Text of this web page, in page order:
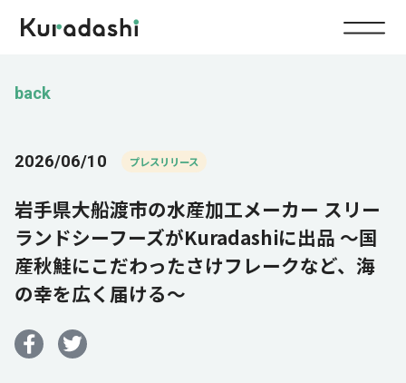
Top
Service
Food
Energy
Impact
Company
IR
back
2026/06/10 プレスリリース
岩手県大船渡市の水産加工メーカー スリー
ランドシーフーズがKuradashiに出品 ～国
産秋鮭にこだわったさけフレークなど、海
の幸を広く届ける～